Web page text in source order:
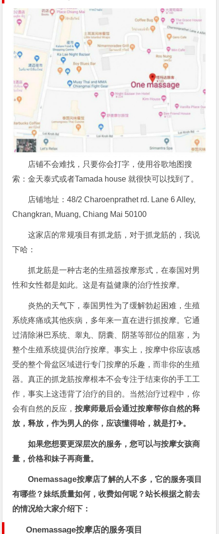
店铺不会难找，只要你会打字，使用谷歌地图搜
索：金天泰式或者Tamada house 就很快可以找到了。
店铺地址：48/2 Charoenprathet rd. Lane 6 Alley,
Changkran, Muang, Chiang Mai 50100
这家店的常规项目有抓龙筋，对于抓龙筋的，我说
下哈：
抓龙筋是一种古老的生殖器按摩形式，在泰国对男
性和女性都是如此。这是有益健康的治疗性按摩。
炎热的天气下，泰国男性为了缓解勃起困难，生殖
系统疼痛或其他疾病，多年来一直在进行抓按摩。它通
过清除淋巴系统、睾丸、阴囊、阴茎等部位的阻塞，为
整个生殖系统提供治疗按摩。事实上，按摩中你应该感
受的整个骨盆区域进行专门按摩的乐趣，而非你的生殖
器。真正的抓龙筋按摩根本不会专注于结束你的手工工
作，事实上这违背了治疗的目的。当然治疗过程中，你
会有自然的反应，按摩师最后会通过按摩帮你自然的释
放，释放，作为男人的你，应该懂得哈，就是打✈。
如果您想要更深层次的服务，您可以与按摩女孩商
量，价格和妹子再商量。
Onemassage按摩店了解的人不多，它的服务项目
有哪些？妹纸质量如何，收费如何呢？站长根据之前去
的情况给大家介绍下：
Onemassage按摩店的服务项目